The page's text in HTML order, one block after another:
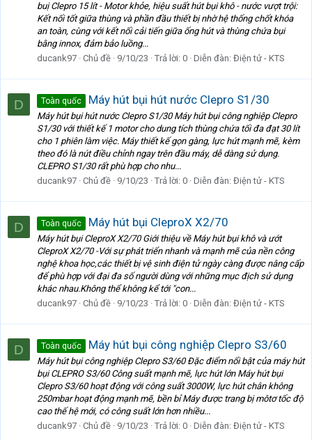
buị Clepro 15 lít - Motor khỏe, hiệu suất hút bụi khô - nước vượt trội:
Kết nối tốt giữa thùng và phần đầu thiết bị nhờ hệ thống chốt khóa
an toàn, cùng với kết nối cải tiến giữa ống hút và thùng chứa bụi
bằng innox, đảm bảo luồng...
ducank97 Chủ đề 9/10/23 Trả lời: 0 Diễn đàn: Điện tử - KTS
D Toàn quốc Máy hút bụi hút nước Clepro S1/30
Máy hút bụi hút nước Clepro S1/30 Máy hút bụi công nghiệp Clepro
S1/30 với thiết kế 1 motor cho dung tích thùng chứa tối đa đạt 30 lít
cho 1 phiên làm việc. Máy thiết kế gọn gàng, lực hút mạnh mẽ, kèm
theo đó là nút điều chỉnh ngay trên đầu máy, dễ dàng sử dụng.
CLEPRO S1/30 rất phù hợp cho nhu...
ducank97 Chủ đề 9/10/23 Trả lời: 0 Diễn đàn: Điện tử - KTS
D Toàn quốc Máy hút bụi CleproX X2/70
Máy hút bụi CleproX X2/70 Giới thiệu về Máy hút bụi khô và ướt
CleproX X2/70 -Với sự phát triển nhanh và mạnh mẽ của nền công
nghệ khoa học,các thiết bị vệ sinh điện tử ngày càng được nâng cấp
để phù hợp với đại đa số người dùng với những mục địch sử dụng
khác nhau.Không thể không kể tới "con...
ducank97 Chủ đề 9/10/23 Trả lời: 0 Diễn đàn: Điện tử - KTS
D Toàn quốc Máy hút bụi công nghiệp Clepro S3/60
Máy hút bụi công nghiệp Clepro S3/60 Đặc điểm nổi bật của máy hút
bụi CLEPRO S3/60 Công suất mạnh mẽ, lực hút lớn Máy hút bụi
Clepro S3/60 hoạt động với công suất 3000W, lực hút chân không
250mbar hoạt động mạnh mẽ, bền bỉ Máy được trang bị môtơ tốc độ
cao thế hệ mới, có công suất lớn hơn nhiều...
ducank97 Chủ đề 9/10/23 Trả lời: 0 Diễn đàn: Điện tử - KTS